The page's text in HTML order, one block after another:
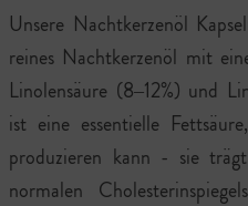
Unsere Nachtkerzenöl
reines Nachtkerzenöl mit
Linolensäure (8–12%) und
ist eine essentielle
produzieren kann - sie
normalen